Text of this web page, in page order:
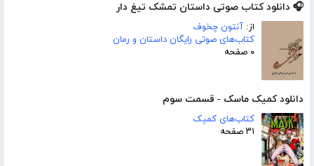
🎧 دانلود کتاب صوتی داستان تمشک تیغ دار
از: آنتون چخوف
کتاب‌های صوتی رایگان داستان و رمان
۰ صفحه
دانلود کمیک ماسک - قسمت سوم
کتاب‌های کمیک
۳۱ صفحه